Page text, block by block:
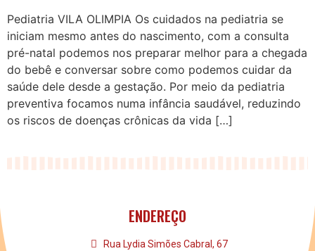
Pediatria VILA OLIMPIA Os cuidados na pediatria se
iniciam mesmo antes do nascimento, com a consulta
pré-natal podemos nos preparar melhor para a chegada
do bebê e conversar sobre como podemos cuidar da
saúde dele desde a gestação. Por meio da pediatria
preventiva focamos numa infância saudável, reduzindo
os riscos de doenças crônicas da vida […]
ENDEREÇO
Rua Lydia Simões Cabral, 67